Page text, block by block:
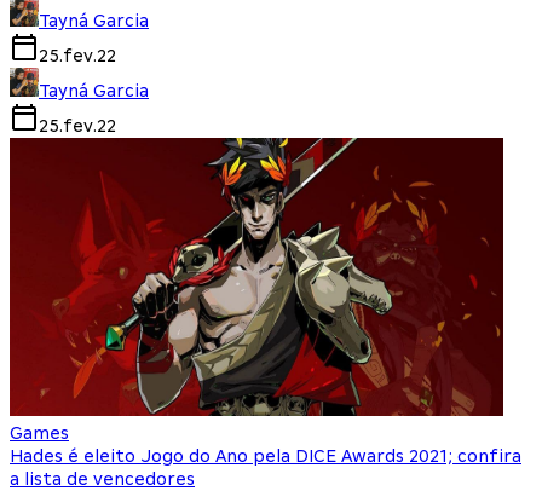
Tayná Garcia
25.fev.22
Tayná Garcia
25.fev.22
Games
Hades é eleito Jogo do Ano pela DICE Awards 2021; confira
a lista de vencedores